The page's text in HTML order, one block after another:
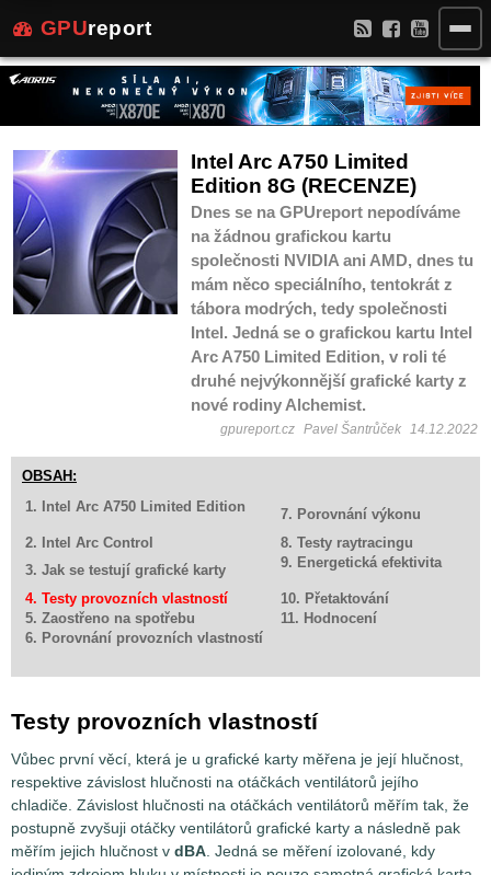
GPUreport
Intel Arc A750 Limited
Edition 8G (RECENZE)
Dnes se na GPUreport nepodíváme
na žádnou grafickou kartu
společnosti NVIDIA ani AMD, dnes tu
mám něco speciálního, tentokrát z
tábora modrých, tedy společnosti
Intel. Jedná se o grafickou kartu Intel
Arc A750 Limited Edition, v roli té
druhé nejvýkonnější grafické karty z
nové rodiny Alchemist.
gpureport.cz Pavel Šantrůček 14.12.2022
OBSAH:
1. Intel Arc A750 Limited Edition
7. Porovnání výkonu
2. Intel Arc Control
8. Testy raytracingu
3. Jak se testují grafické karty
9. Energetická efektivita
4. Testy provozních vlastností
10. Přetaktování
5. Zaostřeno na spotřebu
11. Hodnocení
6. Porovnání provozních vlastností
Testy provozních vlastností
Vůbec první věcí, která je u grafické karty měřena je její hlučnost,
respektive závislost hlučnosti na otáčkách ventilátorů jejího
chladiče. Závislost hlučnosti na otáčkách ventilátorů měřím tak, že
postupně zvyšuji otáčky ventilátorů grafické karty a následně pak
měřím jejich hlučnost v dBA. Jedná se měření izolované, kdy